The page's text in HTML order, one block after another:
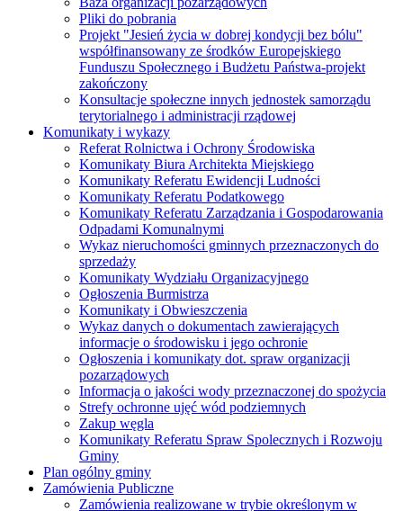
Pliki do pobrania
Projekt "Jesień życia w dobrej kondycji bez bólu"
współfinansowany ze środków Europejskiego
Funduszu Społecznego i Budżetu Państwa-projekt
zakończony
Konsultacje społeczne innych jednostek samorządu
terytorialnego i administracji rządowej
Komunikaty i wykazy
Referat Rolnictwa i Ochrony Środowiska
Komunikaty Biura Architekta Miejskiego
Komunikaty Referatu Ewidencji Ludności
Komunikaty Referatu Podatkowego
Komunikaty Referatu Zarządzania i Gospodarowania
Odpadami Komunalnymi
Wykaz nieruchomości gminnych przeznaczonych do
sprzedaży
Komunikaty Wydziału Organizacyjnego
Ogłoszenia Burmistrza
Komunikaty i Obwieszczenia
Wykaz danych o dokumentach zawierających
informacje o środowisku i jego ochronie
Ogłoszenia i komunikaty dot. spraw organizacji
pozarządowych
Informacja o jakości wody przeznaczonej do spożycia
Strefy ochronne ujęć wód podziemnych
Zakup węgla
Komunikaty Referatu Spraw Spolecznych i Rozwoju
Gminy
Plan ogólny gminy
Zamówienia Publiczne
Zamówienia realizowane w trybie określonym w